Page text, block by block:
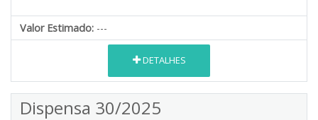
Valor Estimado: ---
DETALHES
Dispensa 30/2025